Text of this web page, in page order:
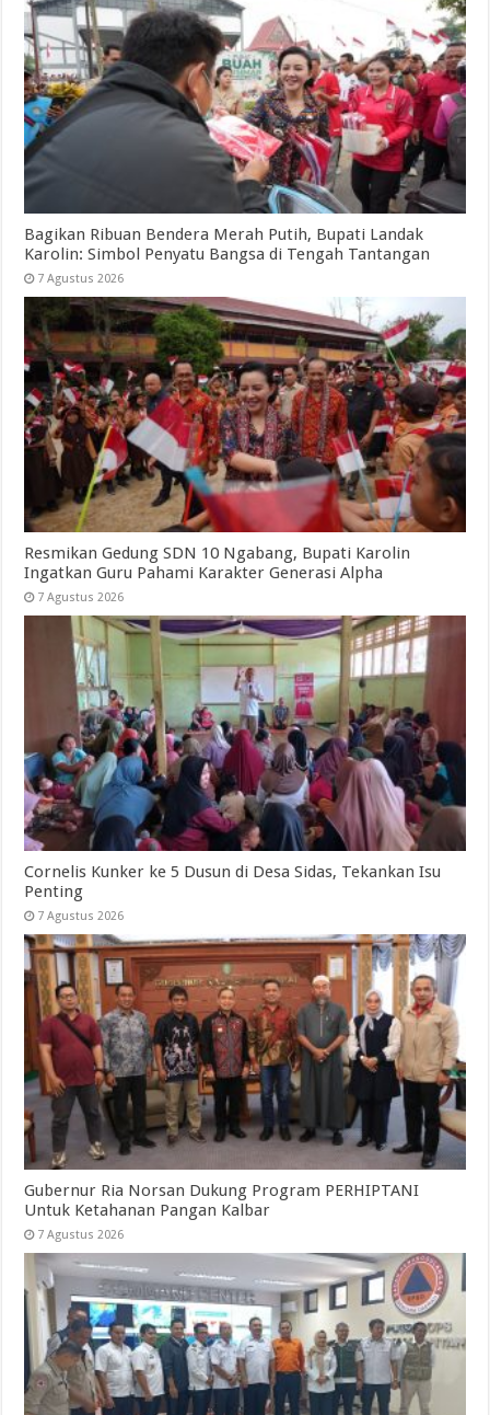
Bagikan Ribuan Bendera Merah Putih, Bupati Landak
Karolin: Simbol Penyatu Bangsa di Tengah Tantangan
7 Agustus 2026
Resmikan Gedung SDN 10 Ngabang, Bupati Karolin
Ingatkan Guru Pahami Karakter Generasi Alpha
7 Agustus 2026
Cornelis Kunker ke 5 Dusun di Desa Sidas, Tekankan Isu
Penting
7 Agustus 2026
Gubernur Ria Norsan Dukung Program PERHIPTANI
Untuk Ketahanan Pangan Kalbar
7 Agustus 2026